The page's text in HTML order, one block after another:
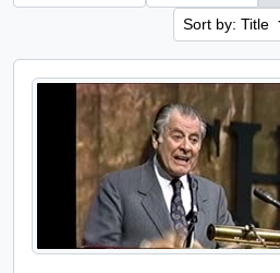
Sort by: Title